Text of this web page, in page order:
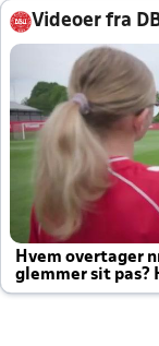
Videoer fra
Hvem overtager
glemmer sit pas?
altid til efter